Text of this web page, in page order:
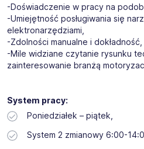
-Doświadczenie w pracy na
-Umiejętność posługiwania się
elektronarzędziami,
-Zdolności manualne i dokładność,
-Mile widziane czytanie rysunku
zainteresowanie branżą
System pracy:
Poniedziałek – piątek,
System 2 zmianowy 6:00-